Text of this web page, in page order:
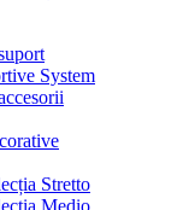
System
Stretto
Medio